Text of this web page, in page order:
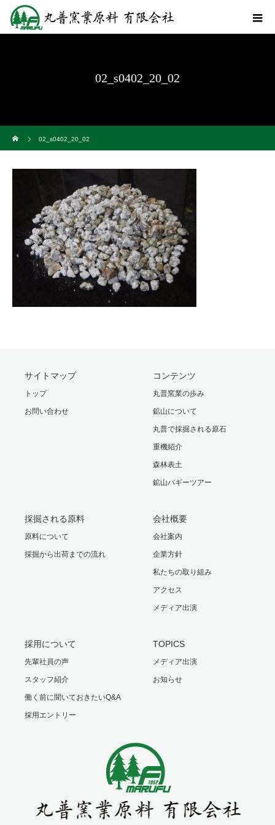
02_s0402_20_02
02_s0402_20_02
サイトマップ
トップ
お問い合わせ
コンテンツ
丸普窯業の歩み
鉱山について
丸普で採掘される原石
重機紹介
森林表土
鉱山バギーツアー
採掘される原料
原料について
採掘から出荷までの流れ
会社概要
会社案内
企業方針
私たちの取り組み
アクセス
メディア出演
採用について
先輩社員の声
スタッフ紹介
働く前に聞いておきたいQ&A
採用エントリー
TOPICS
メディア出演
お知らせ